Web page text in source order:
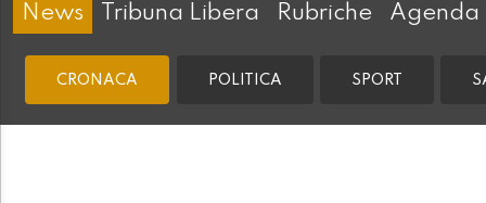
News Tribuna Libera Rubriche Agenda
CRONACA POLITICA SPORT